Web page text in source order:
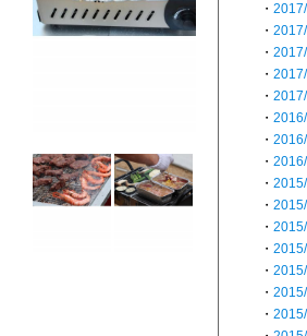
・
・
・
・
・
・
・
・
・
・
・
・
・
・
・